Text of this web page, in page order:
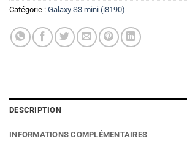
Catégorie : Galaxy S3 mini (i8190)
DESCRIPTION
INFORMATIONS COMPLÉMENTAIRES